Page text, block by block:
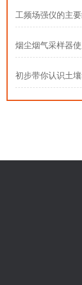
工频场强仪的主
烟尘烟气采样器
初步带你认识土